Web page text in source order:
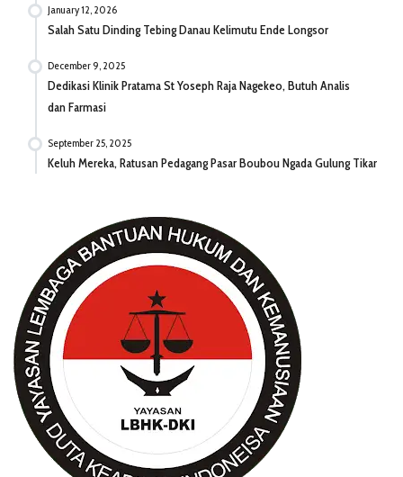
January 12, 2026
Salah Satu Dinding Tebing Danau Kelimutu Ende Longsor
December 9, 2025
Dedikasi Klinik Pratama St Yoseph Raja Nagekeo, Butuh Analis
dan Farmasi
September 25, 2025
Keluh Mereka, Ratusan Pedagang Pasar Boubou Ngada Gulung Tikar